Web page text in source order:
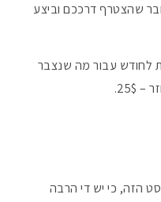
חבר שהצטרף דרככם וביצע
לחודש עבור מה שנצבר
הזה, כי יש די הרבה